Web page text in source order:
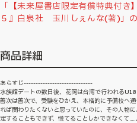
「【未来屋書店限定有償特典付
５』白泉社 玉川しぇんな(著)」の
商品詳細
あらすじ-----------------------------
水族館デートの数日後、花岡は台湾で行われる
善次は善次で、受験をひかえ、本格的に予備校へ
れば関わりたくないと思っていたのに、その人物
定することもできず、慌てることしかできなくて